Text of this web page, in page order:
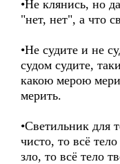
•Не клянись, но
"нет, нет", а что
•Не судите и не
судом судите,
какою мерою
мерить.
•Светильник для
чисто, то всё
зло, то всё тело